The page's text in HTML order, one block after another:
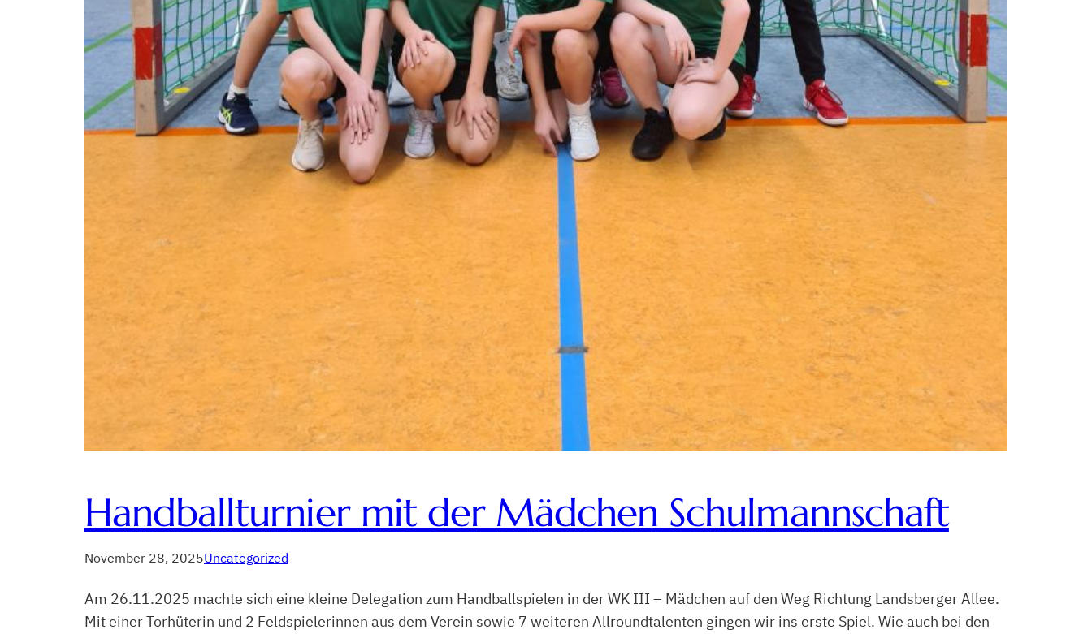
Handballturnier mit der Mädchen Schulmannschaft
November 28, 2025Uncategorized
Am 26.11.2025 machte sich eine kleine Delegation zum Handballspielen in der WK III – Mädchen auf den Weg Richtung Landsberger Allee.
Mit einer Torhüterin und 2 Feldspielerinnen aus dem Verein sowie 7 weiteren Allroundtalenten gingen wir ins erste Spiel. Wie auch bei den